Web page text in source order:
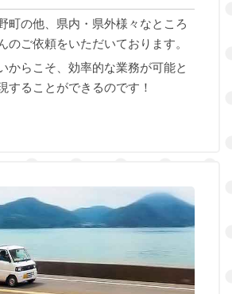
町の他、県内・県外様々なところ
のご依頼をいただいております。
からこそ、効率的な業務が可能と
することができるのです！